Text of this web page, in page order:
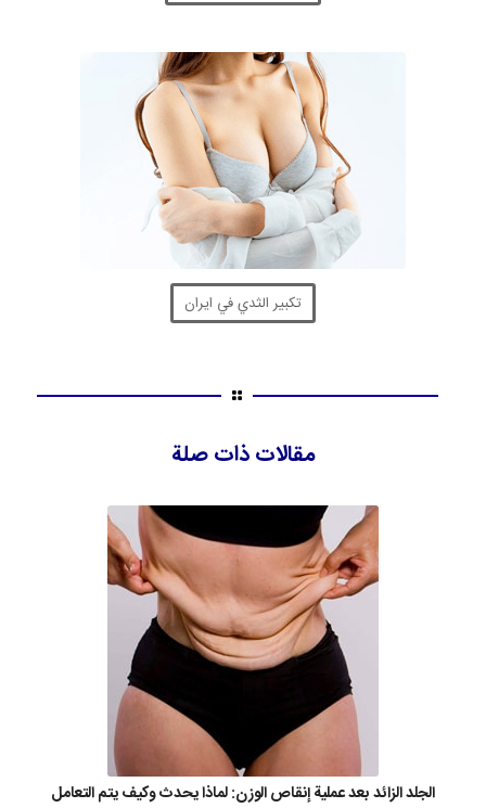
تكبير الثدي في ايران
مقالات ذات صلة
الجلد الزائد بعد عملية إنقاص الوزن: لماذا يحدث وكيف يتم التعامل